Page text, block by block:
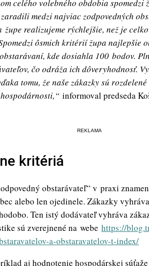
celého volebného obdobia spomedzi
zaradili medzi najviac zodpovedných
župe realizujeme rýchlejšie, než je
ôsmich kritérií župa najlepšie
kde dosiahla 100 bodov.
čo odráža ich dôveryhodnosť.
tomu, že naše zákazky sú
informoval predseda
REKLAMA
kritériá
obstarávateľ“ v praxi
alebo len ojedinele. Zákazky
Ten istý dodávateľ vyhráva
sú zverejnené na webe https://
a-obstaravatelov-t-index/
aj hodnotenie hospodárskej